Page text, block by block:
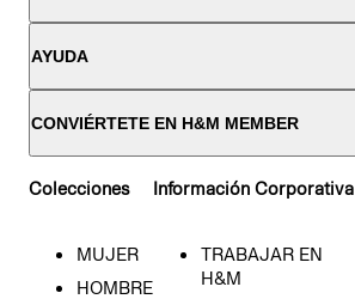
AYUDA
CONVIÉRTETE EN H&M MEMBER
Colecciones
MUJER
HOMBRE
Información Corporativa
TRABAJAR EN
H&M